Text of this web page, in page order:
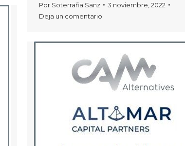
Por Soterraña Sanz
3 noviembre, 2022
Deja un comentario